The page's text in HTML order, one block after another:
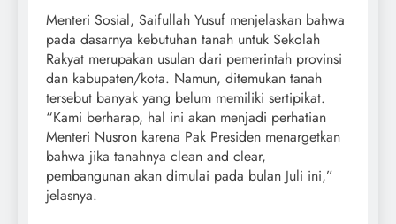
Menteri Sosial, Saifullah Yusuf menjelaskan bahwa
pada dasarnya kebutuhan tanah untuk Sekolah
Rakyat merupakan usulan dari pemerintah provinsi
dan kabupaten/kota. Namun, ditemukan tanah
tersebut banyak yang belum memiliki sertipikat.
“Kami berharap, hal ini akan menjadi perhatian
Menteri Nusron karena Pak Presiden menargetkan
bahwa jika tanahnya clean and clear,
pembangunan akan dimulai pada bulan Juli ini,”
jelasnya.